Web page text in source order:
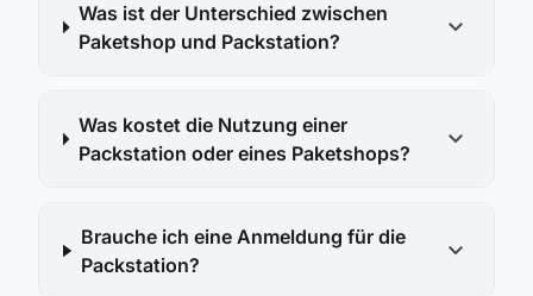
Was ist der Unterschied zwischen
Paketshop und Packstation?
expand_more
Was kostet die Nutzung einer
Packstation oder eines Paketshops?
expand_more
Brauche ich eine Anmeldung für die
Packstation?
expand_more